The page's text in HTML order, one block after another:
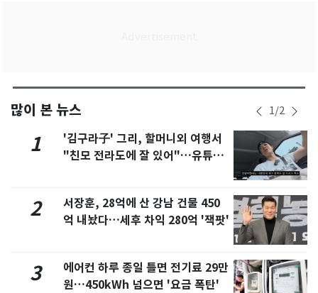
많이 본 뉴스 1/2
1
'김구라子' 그리, 할머니외 여행서
"친모 전라도에 잘 있어"…유튜브
2
서장훈, 28억에 산 강남 건물 450
억 내놨다…세후 차익 280억 '잭팟'
3
에어컨 하루 종일 틀면 전기료 29만
원…450kWh 넘으면 '요금 폭탄'